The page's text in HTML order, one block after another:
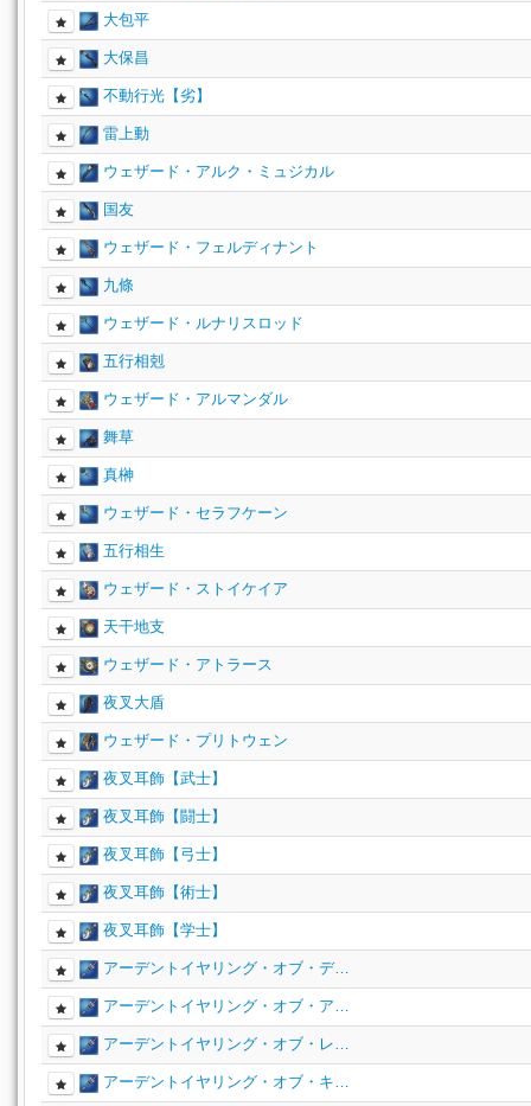
大包平
大保昌
不動行光【劣】
雷上動
ウェザード・アルク・ミュジカル
国友
ウェザード・フェルディナント
九條
ウェザード・ルナリスロッド
五行相剋
ウェザード・アルマンダル
舞草
真榊
ウェザード・セラフケーン
五行相生
ウェザード・ストイケイア
天干地支
ウェザード・アトラース
夜叉大盾
ウェザード・プリトウェン
夜叉耳飾【武士】
夜叉耳飾【闘士】
夜叉耳飾【弓士】
夜叉耳飾【術士】
夜叉耳飾【学士】
アーデントイヤリング・オブ・デ…
アーデントイヤリング・オブ・ア…
アーデントイヤリング・オブ・レ…
アーデントイヤリング・オブ・キ…